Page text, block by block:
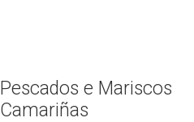
Pescados e Mariscos
Camariñas